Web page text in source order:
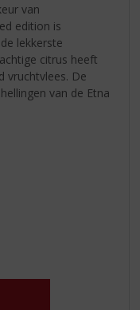
van
edition is
lekkerste
citrus heeft
vruchtvlees. De
van de Etna